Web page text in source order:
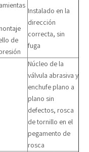
de
Instalado en la
dirección
correcta, sin
fuga
Núcleo de la
válvula abrasiva y
enchufe plano a
plano sin
defectos, rosca
de tornillo en el
pegamento de
rosca